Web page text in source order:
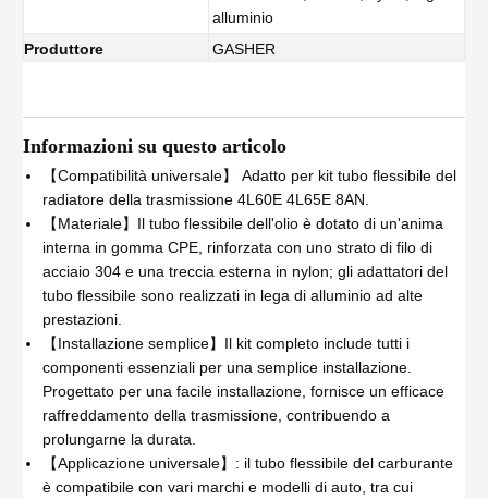
alluminio
Produttore
GASHER
Informazioni su questo articolo
【Compatibilità universale】 Adatto per kit tubo flessibile del
radiatore della trasmissione 4L60E 4L65E 8AN.
【Materiale】Il tubo flessibile dell'olio è dotato di un'anima
interna in gomma CPE, rinforzata con uno strato di filo di
acciaio 304 e una treccia esterna in nylon; gli adattatori del
tubo flessibile sono realizzati in lega di alluminio ad alte
prestazioni.
【Installazione semplice】Il kit completo include tutti i
componenti essenziali per una semplice installazione.
Progettato per una facile installazione, fornisce un efficace
raffreddamento della trasmissione, contribuendo a
prolungarne la durata.
【Applicazione universale】: il tubo flessibile del carburante
è compatibile con vari marchi e modelli di auto, tra cui